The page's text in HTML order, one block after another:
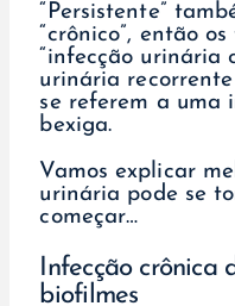
“Persistente”
“crônico”, então
“infecção urinária
urinária
se referem a uma
bexiga.
Vamos explicar
urinária pode se
começar…
Infecção crônica
biofilmes